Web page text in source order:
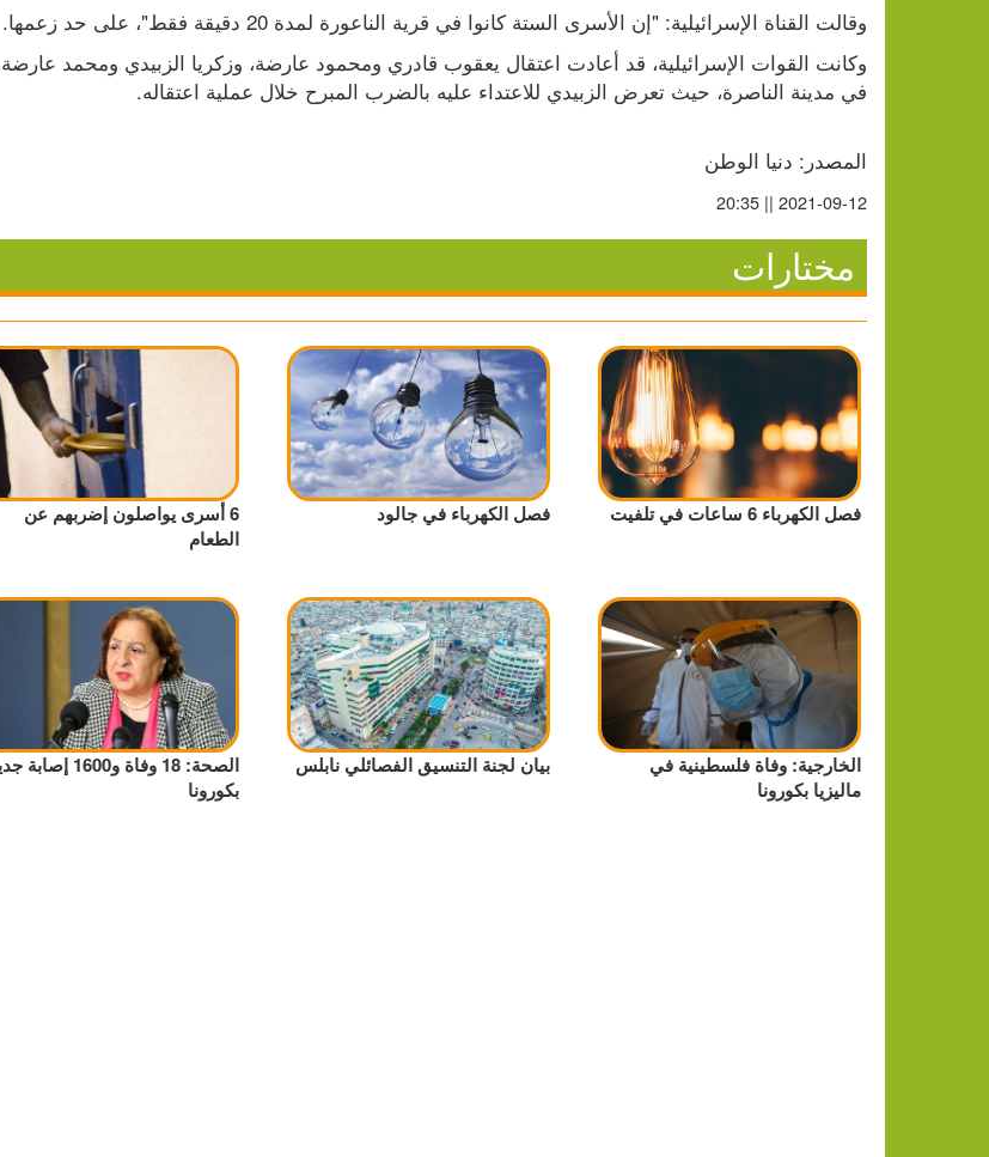
وقالت القناة الإسرائيلية: "إن الأسرى الستة كانوا في قرية الناعورة لمدة 20 دقيقة فقط"، على حد زعمها.
في مدينة الناصرة، حيث تعرض الزبيدي للاعتداء عليه بالضرب المبرح خلال عملية اعتقاله.
المصدر: دنيا الوطن
2021-09-12 || 20:35
مختارات
فصل الكهرباء 6 ساعات في تلفيت فصل الكهرباء في جالود
6 أسرى يواصلون إضربهم عن
الطعام
الخارجية: وفاة فلسطينية في
ماليزيا بكورونا
بيان لجنة التنسيق الفصائلي نابلس
الصحة: 18 وفاة و1600
بكورونا